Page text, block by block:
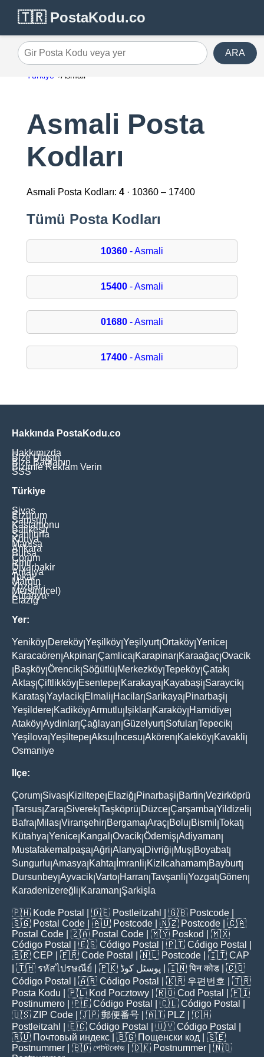
🇹🇷 PostaKodu.co
Gir Posta Kodu veya yer ARA
Türkiye Asmali
Asmali Posta
Kodları
Asmali Posta Kodları: 4· 10360 – 17400
Tümü Posta Kodları
10360- Asmali
15400- Asmali
01680- Asmali
17400- Asmali
Hakkında PostaKodu.co
Hakkımızda
Bize Ulaşın
Bize Bağlanın
Bizimle Reklam Verin
SSS
Türkiye
Sivas
Erzurum
Samsun
Kastamonu
Balikesir
Şanliurfa
Konya
Manisa
Ankara
Bursa
Çorum
İzmir
Diyarbakir
Antalya
Tokat
Mardin
Yozgat
Mersin(İçel)
Kütahya
Elaziğ
Yer:
Yeniköy Dereköy Yeşilköy Yeşilyurt|Ortaköy Yenice
Karacaören Akpinar Çamlica Karapinar Karaağaç Ovacik
Başköy Örencik Söğütlü Merkezköy Tepeköy Çatak
Aktaş Çiftlikköy Esentepe Karakaya Kayabaşi Saraycik
Karataş Yaylacik Elmali Hacilar Sarikaya Pinarbaşi
Yeşildere Kadiköy Armutlu Işiklar Karaköy Hamidiye
Ataköy Aydinlar Çağlayan Güzelyurt| Sofular Tepecik
Yeşilova Yeşiltepe Aksu İncesu Akören Kaleköy Kavakli
Osmaniye
Ilçe:
Çorum Sivas Kiziltepe Elaziğ Pinarbaşi Bartin Vezirköprü
Tarsus Zara Siverek Taşköprü Düzce Çarşamba Yildizeli
Bafra Milas Viranşehir Bergama Araç Bolu Bismil Tokat|
Kütahya Yenice Kangal Ovacik Ödemiş Adiyaman
Mustafakemalpaşa Ağri Alanya Divriği Muş Boyabat|
Sungurlu Amasya Kahta İmranli Kizilcahamam Bayburt|
Dursunbey Ayvacik Varto Harran Tavşanli Yozgat|Gönen
Karadenizereğli Karaman Şarkişla
🇵🇭 Kode Postal | 🇩🇪 Postleitzahl | 🇬🇧 Postcode
🇸🇬 Postal Code | 🇦🇺 Postcode | 🇳🇿 Postcode | 🇨🇦
Postal Code | 🇿🇦 Postal Code | 🇲🇾 Poskod
| 🇲🇽
Código Postal
| 🇪🇸 Código Postal | 🇵🇹 Código Postal
🇧🇷 CEP | 🇫🇷 Code Postal | 🇳🇱 Postcode | 🇮🇹 CAP
| 🇹🇭 รหัสไปรษณีย์ | 🇵🇰 پوسٹل کوڈ | 🇮🇳पिन कोड | 🇨🇴
Código Postal
| 🇦🇷 Código Postal | 🇰🇷 우편번호
| 🇹🇷
Posta Kodu | 🇵🇱 Kod Pocztowy | 🇷🇴 Cod Poștal
| 🇫🇮
Postinumero | 🇵🇪 Código Postal | 🇨🇱 Código Postal
🇺🇸 ZIP Code | 🇯🇵 郵便番号 | 🇦🇹 PLZ | 🇨🇭
Postleitzahl
| 🇪🇨 Código Postal | 🇺🇾 Código Postal
🇷🇺 Почтовый индекс | 🇧🇬 Пощенски код | 🇸🇪
Postnummer | 🇧🇩 পোস্টকোড | 🇩🇰 Postnummer | 🇳🇴